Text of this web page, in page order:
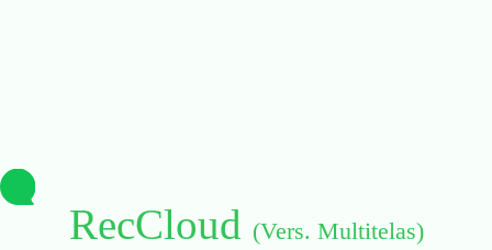
RecCloud (Vers. Multitelas)